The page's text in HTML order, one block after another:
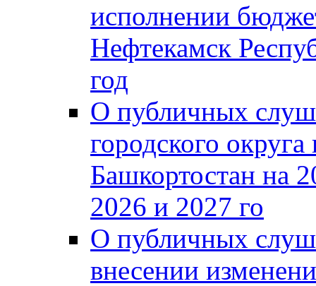
исполнении
Нефтекамск
год
О публичных
городского
Башкортостан на
2026 и 2027 го
О публичных
внесении